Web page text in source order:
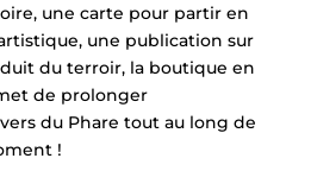
une carte pour partir en
une publication sur
du terroir, la boutique en
de prolonger
du Phare tout au long de
!